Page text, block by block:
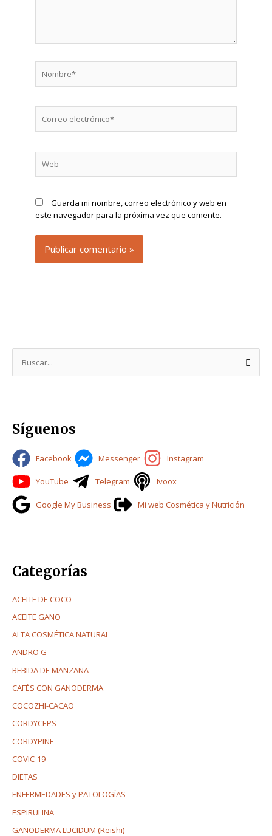
electrónico*
Guarda mi nombre, correo electrónico y web en
este navegador para la próxima vez que comente.
u
a
p
o
r
:
Síguenos
Facebook Messenger Instagram
YouTube Telegram Ivoox
Google My Business Mi web Cosmética y Nutrición
Categorías
ACEITE DE COCO
ACEITE GANO
ALTA COSMÉTICA NATURAL
ANDRO G
BEBIDA DE MANZANA
CAFÉS CON GANODERMA
COCOZHI-CACAO
CORDYCEPS
CORDYPINE
COVIC-19
DIETAS
ENFERMEDADES y PATOLOGÍAS
ESPIRULINA
GANODERMA LUCIDUM (Reishi)